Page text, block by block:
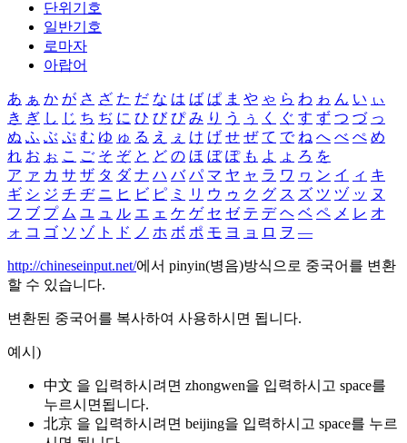
단위기호
일반기호
로마자
아랍어
あ ぁ か が さ ざ た だ な は ば ぱ ま や ゃ ら わ ゎ ん い ぃ
き ぎ し じ ち ぢ に ひ び ぴ み り う ぅ く ぐ す ず つ づ っ
ぬ ふ ぶ ぷ む ゆ ゅ る え ぇ け げ せ ぜ て で ね へ べ ぺ め
れ お ぉ こ ご そ ぞ と ど の ほ ぼ ぽ も よ ょ ろ を
ア ァ カ サ ザ タ ダ ナ ハ バ パ マ ヤ ャ ラ ワ ヮ ン イ ィ キ
ギ シ ジ チ ヂ ニ ヒ ビ ピ ミ リ ウ ゥ ク グ ス ズ ツ ヅ ッ ヌ
フ ブ プ ム ユ ュ ル エ ェ ケ ゲ セ ゼ テ デ ヘ ベ ペ メ レ オ
ォ コ ゴ ソ ゾ ト ド ノ ホ ボ ポ モ ヨ ョ ロ ヲ ―
http://chineseinput.net/에서 pinyin(병음)방식으로 중국어를 변환
할 수 있습니다.
변환된 중국어를 복사하여 사용하시면 됩니다.
예시)
中文 을 입력하시려면 zhongwen을 입력하시고 space를
누르시면됩니다.
北京 을 입력하시려면 beijing을 입력하시고 space를 누르